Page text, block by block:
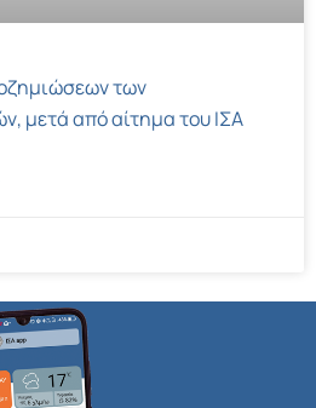
των
μετά από αίτημα του ΙΣΑ